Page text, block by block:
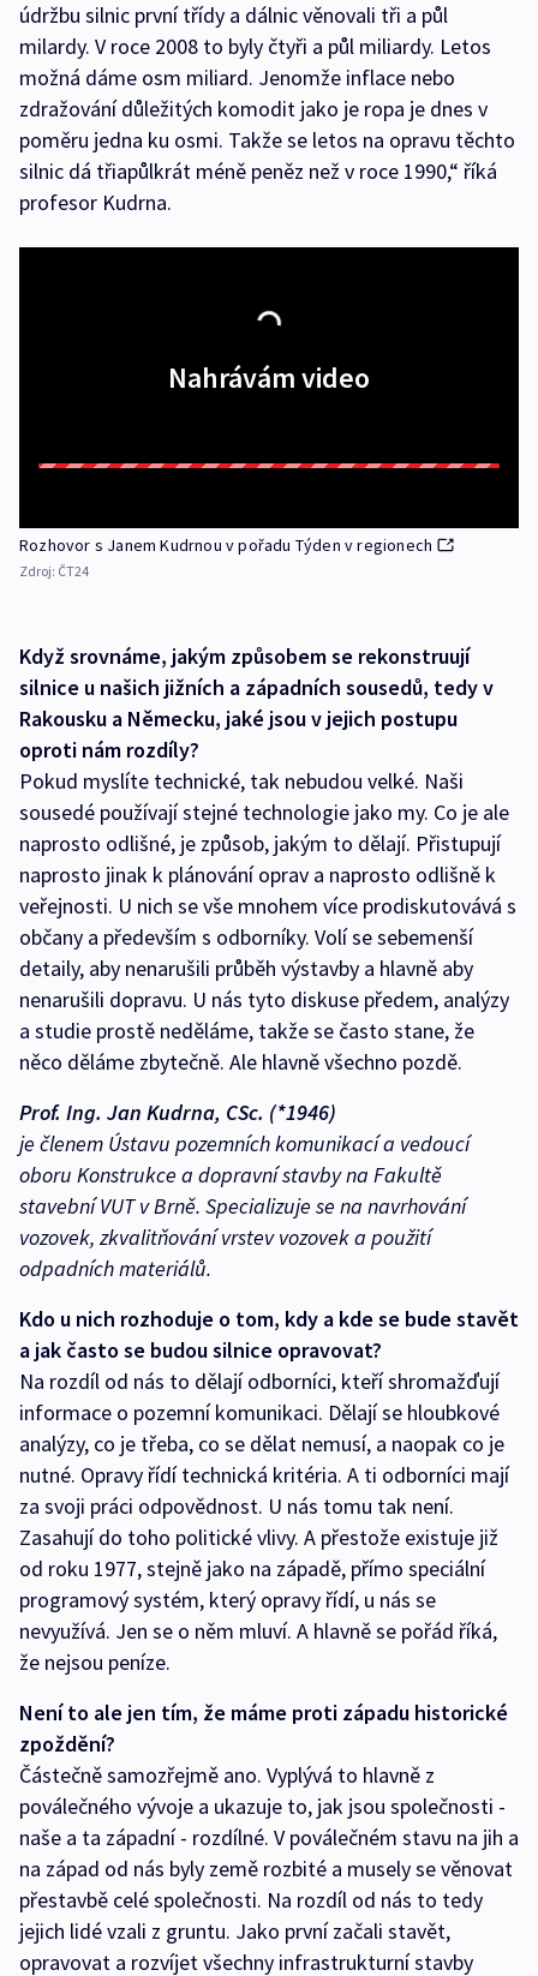
údržbu silnic první třídy a dálnic věnovali tři a půl
milardy. V roce 2008 to byly čtyři a půl miliardy. Letos
možná dáme osm miliard. Jenomže inflace nebo
zdražování důležitých komodit jako je ropa je dnes v
poměru jedna ku osmi. Takže se letos na opravu těchto
silnic dá třiapůlkrát méně peněz než v roce 1990,“ říká
profesor Kudrna.
Nahrávám video
Rozhovor s Janem Kudrnou v pořadu Týden v regionech
Zdroj: ČT24
Když srovnáme, jakým způsobem se rekonstruují
silnice u našich jižních a západních sousedů, tedy v
Rakousku a Německu, jaké jsou v jejich postupu
oproti nám rozdíly?
Pokud myslíte technické, tak nebudou velké. Naši
sousedé používají stejné technologie jako my. Co je ale
naprosto odlišné, je způsob, jakým to dělají. Přistupují
naprosto jinak k plánování oprav a naprosto odlišně k
veřejnosti. U nich se vše mnohem více prodiskutovává s
občany a především s odborníky. Volí se sebemenší
detaily, aby nenarušili průběh výstavby a hlavně aby
nenarušili dopravu. U nás tyto diskuse předem, analýzy
a studie prostě neděláme, takže se často stane, že
něco děláme zbytečně. Ale hlavně všechno pozdě.
Prof. Ing. Jan Kudrna, CSc. (*1946)
je členem Ústavu pozemních komunikací a vedoucí
oboru Konstrukce a dopravní stavby na Fakultě
stavební VUT v Brně. Specializuje se na navrhování
vozovek, zkvalitňování vrstev vozovek a použití
odpadních materiálů.
Kdo u nich rozhoduje o tom, kdy a kde se bude stavět
a jak často se budou silnice opravovat?
Na rozdíl od nás to dělají odborníci, kteří shromažďují
informace o pozemní komunikaci. Dělají se hloubkové
analýzy, co je třeba, co se dělat nemusí, a naopak co je
nutné. Opravy řídí technická kritéria. A ti odborníci mají
za svoji práci odpovědnost. U nás tomu tak není.
Zasahují do toho politické vlivy. A přestože existuje již
od roku 1977, stejně jako na západě, přímo speciální
programový systém, který opravy řídí, u nás se
nevyužívá. Jen se o něm mluví. A hlavně se pořád říká,
že nejsou peníze.
Není to ale jen tím, že máme proti západu historické
zpoždění?
Částečně samozřejmě ano. Vyplývá to hlavně z
poválečného vývoje a ukazuje to, jak jsou společnosti -
naše a ta západní - rozdílné. V poválečném stavu na jih a
na západ od nás byly země rozbité a musely se věnovat
přestavbě celé společnosti. Na rozdíl od nás to tedy
jejich lidé vzali z gruntu. Jako první začali stavět,
opravovat a rozvíjet všechny infrastrukturní stavby